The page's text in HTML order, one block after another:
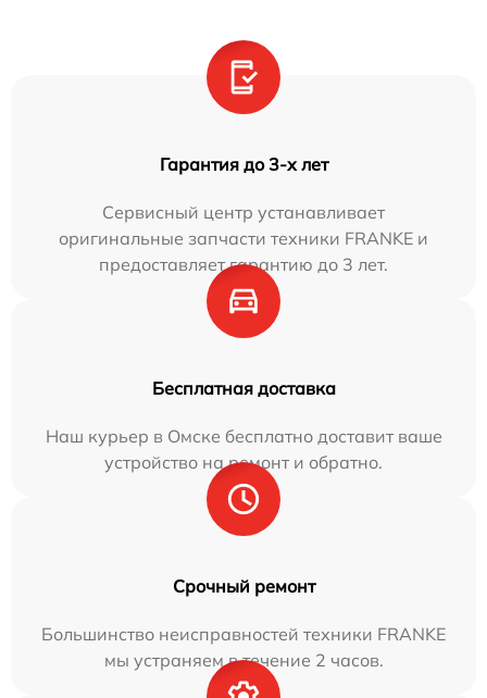
Гарантия до 3-х лет
Сервисный центр устанавливает
оригинальные запчасти техники FRANKE и
предоставляет гарантию до 3 лет.
Бесплатная доставка
Наш курьер в Омске бесплатно доставит ваше
устройство на ремонт и обратно.
Срочный ремонт
Большинство неисправностей техники FRANKE
мы устраняем в течение 2 часов.